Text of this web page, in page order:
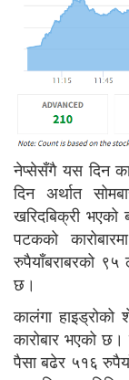
नेप्सेसँगै यस दिन
दिन अर्थात
खरिदबिक्री
पटकको
रुपैयाँबराबरको
छ।
कालंगा
कारोबार भएको
पैसा बढेर ५१६